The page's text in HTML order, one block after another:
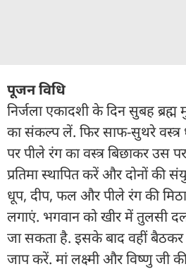
पूजन विधि
निर्जला एकादशी के दिन सुबह
का संकल्प लें. फिर साफ-सुथरे
पर पीले रंग का वस्त्र बिछाकर उस
प्रतिमा स्थापित करें और दोनों की
धूप, दीप, फल और पीले रंग की
लगाएं. भगवान को खीर में तुलसी
जा सकता है. इसके बाद वहीं बैठकर
जाप करें. मां लक्ष्मी और विष्णु जी